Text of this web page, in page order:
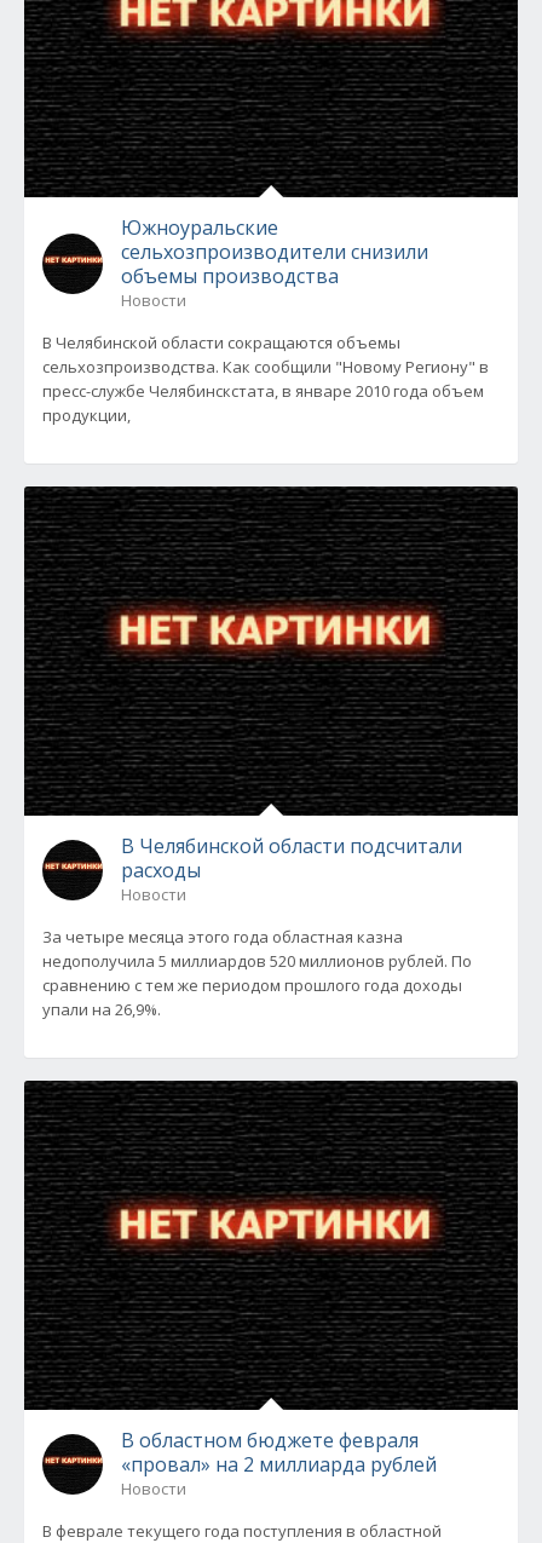
Южноуральские
сельхозпроизводители снизили
объемы производства
Новости
В Челябинской области сокращаются объемы
сельхозпроизводства. Как сообщили "Новому Региону" в
пресс-службе Челябинскстата, в январе 2010 года объем
продукции,
В Челябинской области подсчитали
расходы
Новости
За четыре месяца этого года областная казна
недополучила 5 миллиардов 520 миллионов рублей. По
сравнению с тем же периодом прошлого года доходы
упали на 26,9%.
В областном бюджете февраля
«провал» на 2 миллиарда рублей
Новости
В феврале текущего года поступления в областной